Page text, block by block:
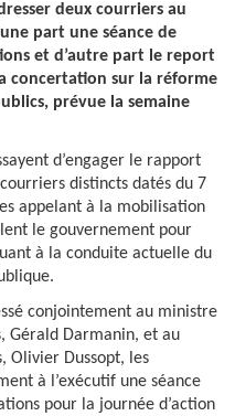
deux courriers au
part une séance de
et d’autre part le report
concertation sur la réforme
prévue la semaine
d’engager le rapport
distincts datés du 7
appelant à la mobilisation
le gouvernement pour
à la conduite actuelle du
conjointement au ministre
Gérald Darmanin, et au
Olivier Dussopt, les
à l’exécutif une séance
pour la journée d’action